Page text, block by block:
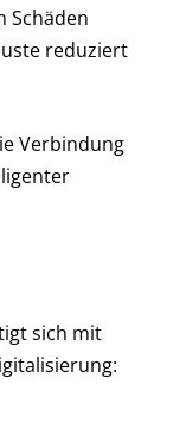
Schäden
reduziert
Verbindung
sich mit